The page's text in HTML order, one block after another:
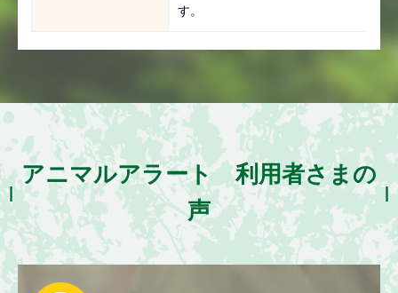
す。
アニマルアラート 利用者さまの
声